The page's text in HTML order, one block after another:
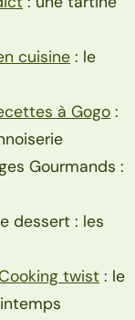
cuisine : le
à Gogo :
Gourmands :
dessert : les
Cooking twist : le